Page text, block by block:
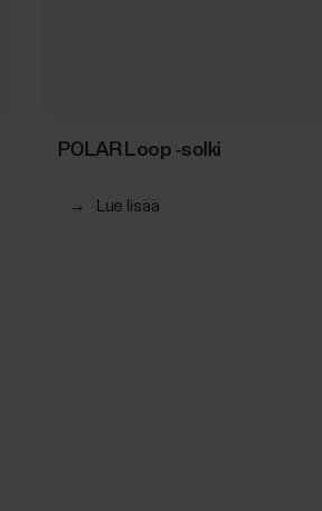
POLAR Loop ‑solki
→ Lue lisää